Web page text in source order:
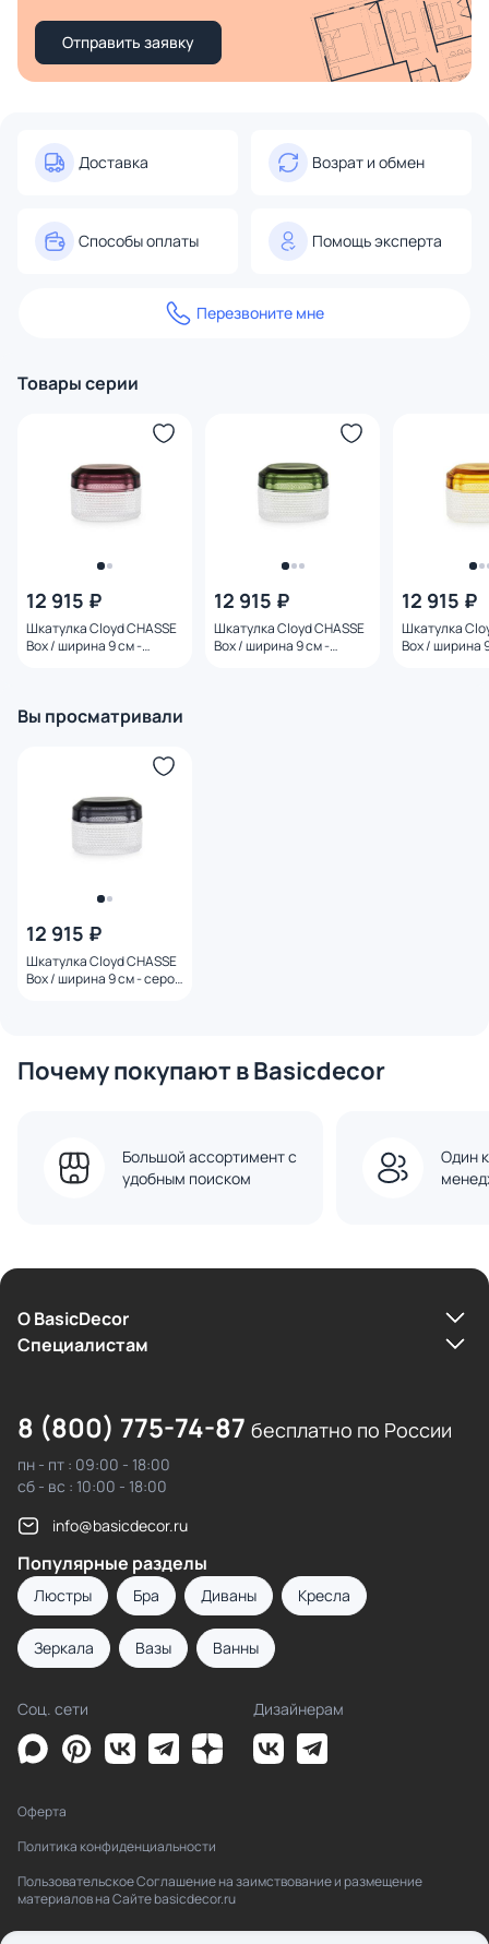
Отправить заявку
Доставка Возрат и обмен
Способы оплаты Помощь эксперта
Перезвоните мне
Товары серии
12 915 ₽
Шкатулка Cloyd CHASSE
Box / ширина 9 см -
12 915 ₽
Шкатулка Cloyd CHASSE
Box / ширина 9 см -
12 915 ₽
Шкатулка
Box / ширина
Вы просматривали
12 915 ₽
Шкатулка Cloyd CHASSE
Box / ширина 9 см - серое
Почему покупают в Basicdecor
Большой ассортимент с
удобным поиском
Один
О BasicDecor
Cпециалистам
8 (800) 775-74-87 бесплатно по России
пн - пт : 09:00 - 18:00
сб - вс : 10:00 - 18:00
info@basicdecor.ru
Популярные разделы
Люстры Бра Диваны Кресла
Зеркала Вазы Ванны
Соц. сети Дизайнерам
Оферта
Политика конфиденциальности
Пользовательское Соглашение на заимствование и размещение
материалов на Сайте basicdecor.ru